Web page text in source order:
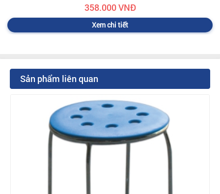
358.000 VNĐ
Xem chi tiết
Sản phẩm liên quan